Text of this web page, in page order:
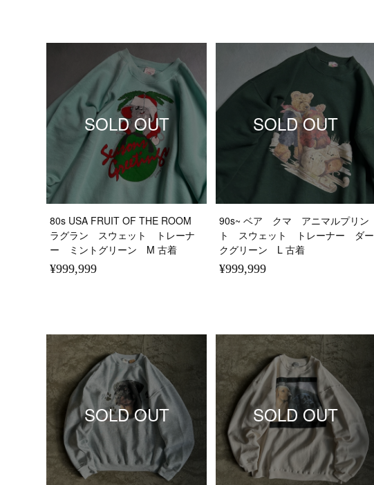
SOLD OUT
80s USA FRUIT OF THE ROOM
ラグラン スウェット トレーナ
ー ミントグリーン M 古着
¥999,999
SOLD OUT
90s~ ベア クマ アニマルプリン
ト スウェット トレーナー ダー
クグリーン L 古着
¥999,999
SOLD OUT SOLD OUT